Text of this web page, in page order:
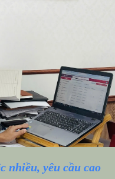
nhiều, yêu cầu cao